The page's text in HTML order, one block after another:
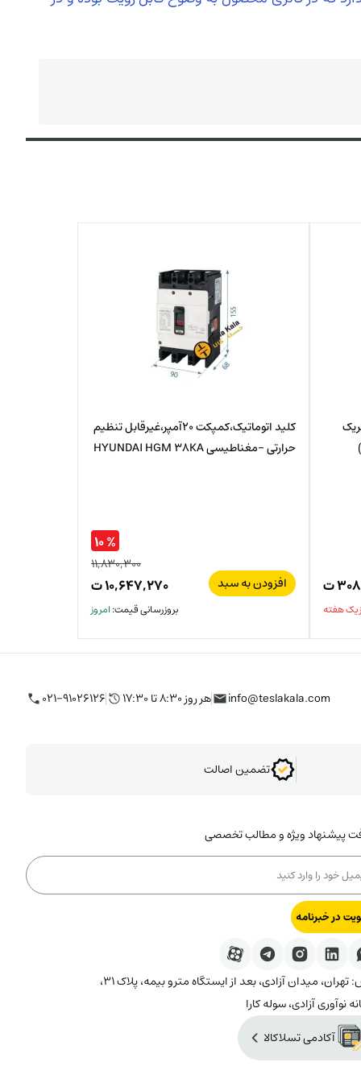
ت
یک هفته
کلید اتوماتیک،کمپکت 20آمپر،غیرقابل تنظیم
حرارتی -مغناطیسی HYUNDAI HGM 38KA
افزودن به سبد
۱۱,۸۳۰,۳۰۰
قیمت
اصلی:
ت
۱۰,۶۴۷,۲۷۰ت
قیمت
۱۰,۶۴۷,۲۷۰
% ۱۰
بروزرسانی قیمت:امروز
۰۲۱-۹۱۰۲۶۱۲۶ هر روز ۸:۳۰ تا ۱۷:۳۰ info@teslakala.com
تضمین اصالت
پیشنهاد ویژه و مطالب تخصصی
در خبرنامه
آدرس: تهران، میدان آزادی، بعد از ایستگاه مترو بیمه، پلاک ۳۱،
نوآوری آزادی، سوله کارا
آکادمی تسلاکالا